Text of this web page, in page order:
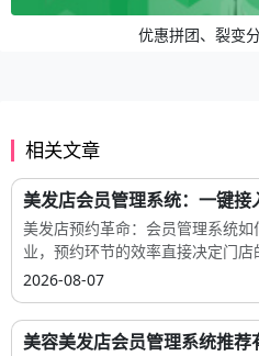
优惠拼团、裂变
相关文章
美发店会员管理系统：一键
美发店预约革命：会员管理系统
业，预约环节的效率直接决定门店
2026-08-07
美容美发店会员管理系统推